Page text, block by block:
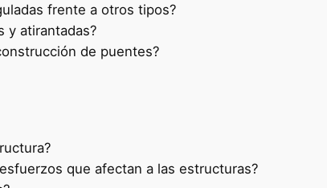
frente a otros tipos?
y atirantadas?
de puentes?
que afectan a las estructuras?